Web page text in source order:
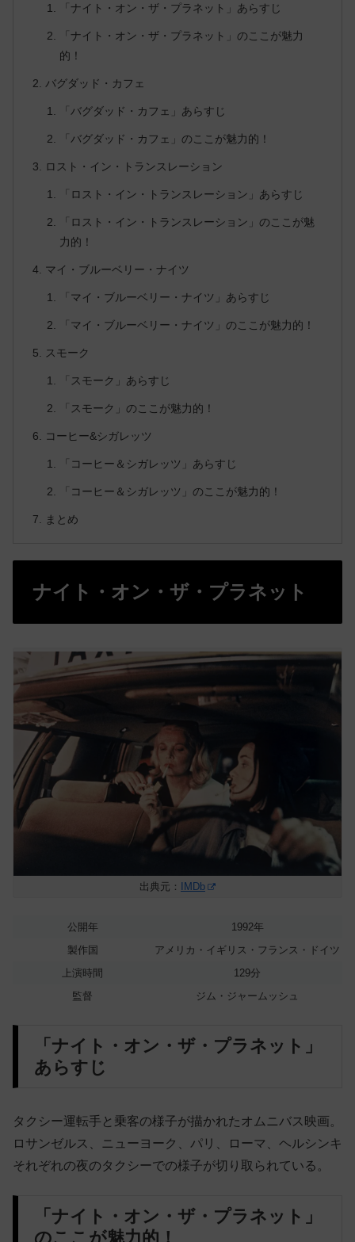
「ナイト・オン・ザ・プラネット」あらすじ
「ナイト・オン・ザ・プラネット」のここが魅力
的！
バグダッド・カフェ
「バグダッド・カフェ」あらすじ
「バグダッド・カフェ」のここが魅力的！
ロスト・イン・トランスレーション
「ロスト・イン・トランスレーション」あらすじ
「ロスト・イン・トランスレーション」のここが魅
力的！
マイ・ブルーベリー・ナイツ
「マイ・ブルーベリー・ナイツ」あらすじ
「マイ・ブルーベリー・ナイツ」のここが魅力的！
スモーク
「スモーク」あらすじ
「スモーク」のここが魅力的！
コーヒー&シガレッツ
「コーヒー＆シガレッツ」あらすじ
「コーヒー＆シガレッツ」のここが魅力的！
まとめ
ナイト・オン・ザ・プラネット
出典元： IMDb
公開年
1992年
製作国
アメリカ・イギリス・フランス・ドイツ
上演時間
129分
監督
ジム・ジャームッシュ
「ナイト・オン・ザ・プラネット」
あらすじ
タクシー運転手と乗客の様子が描かれたオムニバス映画。
ロサンゼルス、ニューヨーク、パリ、ローマ、ヘルシンキ
それぞれの夜のタクシーでの様子が切り取られている。
「ナイト・オン・ザ・プラネット」
のここが魅力的！